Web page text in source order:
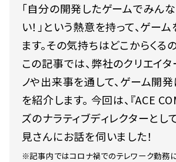
「自分の開発したゲームでみん
い！」という熱意を持って、ゲー
ます。その気持ちはどこからくる
この記事では、弊社のクリエイ
ノや出来事を通して、ゲーム開
を紹介します。 今回は、『ACE
ズのナラティブディレクターとし
見さんにお話を伺いました！
※記事内ではコロナ禍でのテレワーク勤務